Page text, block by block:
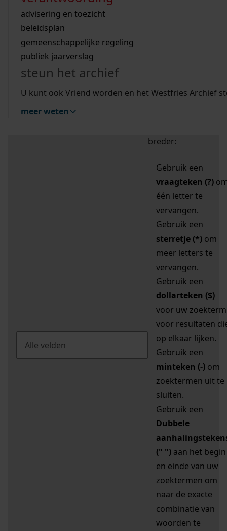
bouwvergunningen
omgevingsvergunningen
vergunningen
beeld en geluid
uitleg nodig?
Wij helpen u op weg met een aantal zoektips.
bekijk alle zoektips
Wij helpen u op weg met een aantal zoektips.
bekijk alle zoektips
bekijk ons geschiedenislokaal
advisering en toezicht
beleidsplan
gemeenschappelijke regeling
publiek jaarverslag
steun het archief
U kunt ook Vriend worden en het Westfries Archief
meer weten
zoektips
Mijn Studiezaal (inloggen)
uw zoekopdracht te
breder:
Gebruik een
vraagteken (?)
één letter te
vervangen.
Gebruik een
sterretje (*) om
meer letters te
vervangen.
Gebruik een
dollarteken ($)
voor uw zoekterm
voor resultaten
op elkaar lijken.
Gebruik een
minteken (-) om
zoektermen uit te
sluiten.
Gebruik een
Dubbele
(" ") aan het begin
en einde van uw
zoektermen om
naar de exacte
combinatie van
woorden te